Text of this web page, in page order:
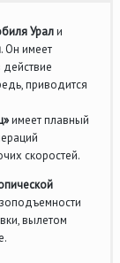
Урали
. Он имеет
приводится
имеет плавный
скоростей.
вылетом